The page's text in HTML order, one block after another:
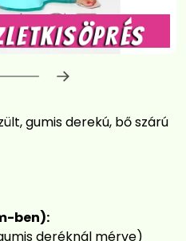
gumis derekú, bő szárú
ben):
deréknál mérve)